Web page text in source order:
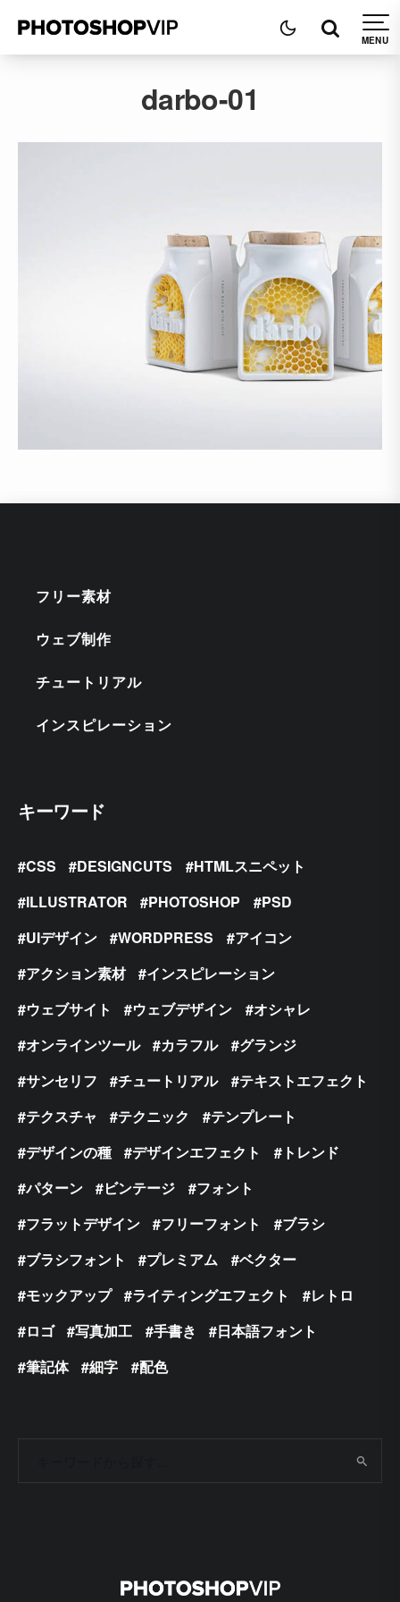
darbo-01
フリー素材
ウェブ制作
チュートリアル
インスピレーション
キーワード
CSS DESIGNCUTS
HTMLスニペット
ILLUSTRATOR
PHOTOSHOP
PSD
UIデザイン
WORDPRESS
アイコン
アクション素材
インスピレーション
ウェブサイト
ウェブデザイン
オシャレ
オンラインツール
カラフル
グランジ
サンセリフ
チュートリアル
テキストエフェクト
テクスチャ
テクニック
テンプレート
デザインの種
デザインエフェクト
トレンド
パターン
ビンテージ
フォント
フラットデザイン
フリーフォント
ブラシ
ブラシフォント
プレミアム
ベクター
モックアップ
ライティングエフェクト
レトロ
ロゴ
写真加工 手書き
日本語フォント
筆記体
細字 配色